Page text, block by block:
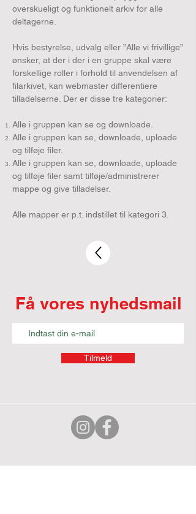
overskueligt og funktionelt arkiv for alle
deltagerne.
Hvis bestyrelse, udvalg eller ”Alle vi frivillige”
ønsker, at der i der i en gruppe skal være
forskellige roller i forhold til anvendelsen af
filarkivet, kan webmaster differentiere
tilladelserne. Der er disse tre kategorier:
Alle i gruppen kan se og downloade.
Alle i gruppen kan se, downloade, uploade
og tilføje filer.
Alle i gruppen kan se, downloade, uploade
og tilføje filer samt tilføje/administrerer
mappe og give tilladelser.
Alle mapper er p.t. indstillet til kategori 3.
Få vores nyhedsmail
Tilmeld